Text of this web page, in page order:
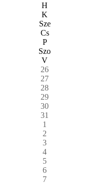
H
K
Sze
Cs
P
Szo
V
26
27
28
29
30
31
1
2
3
4
5
6
7